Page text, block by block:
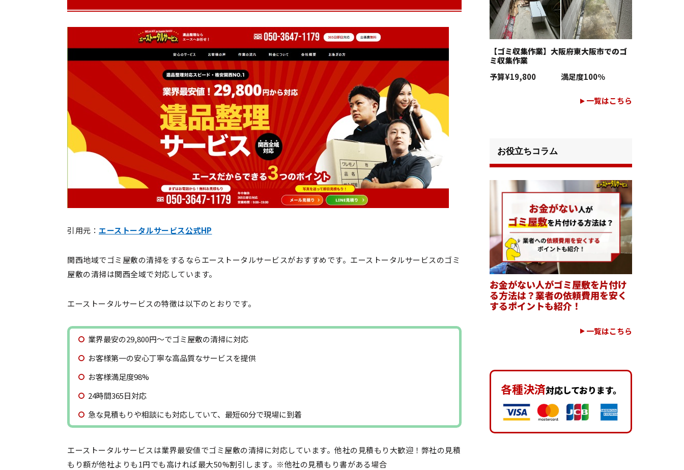
引用元： エーストータルサービス公式HP
関西地域でゴミ屋敷の清掃をするならエーストータルサービスがおすすめです。エーストータルサービスのゴミ
屋敷の清掃は関西全域で対応しています。
エーストータルサービスの特徴は以下のとおりです。
業界最安の29,800円〜でゴミ屋敷の清掃に対応
お客様第一の安心丁寧な高品質なサービスを提供
お客様満足度98%
24時間365日対応
急な見積もりや相談にも対応していて、最短60分で現場に到着
エーストータルサービスは業界最安値でゴミ屋敷の清掃に対応しています。他社の見積もり大歓迎！弊社の見積
もり額が他社よりも1円でも高ければ最大50%割引します。※他社の見積もり書がある場合
【ゴミ収集作業】大阪府東大阪市でのゴ
ミ収集作業
予算¥19,800 満足度100％
一覧はこちら
お役立ちコラム
お金がない人がゴミ屋敷を片付け
る方法は？業者の依頼費用を安く
するポイントも紹介！
一覧はこちら
各種決済対応しております。